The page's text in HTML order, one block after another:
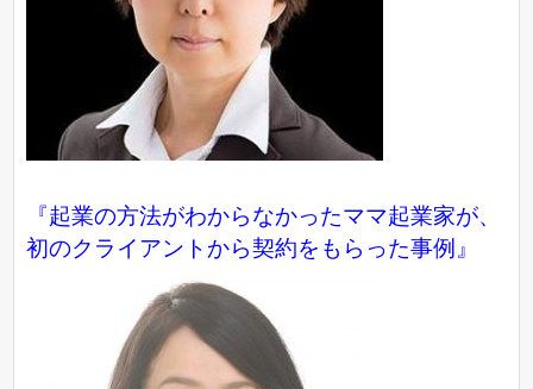
『起業の方法がわからなかったママ起業家が、
初のクライアントから契約をもらった事例』